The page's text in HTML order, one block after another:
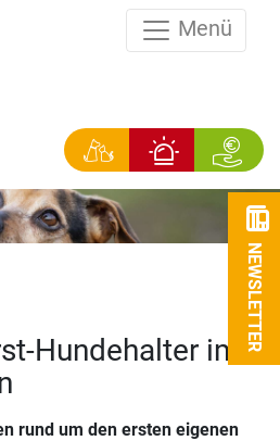
Menü
NEWSLETTER
Hundehalter im
rund um den ersten eigenen